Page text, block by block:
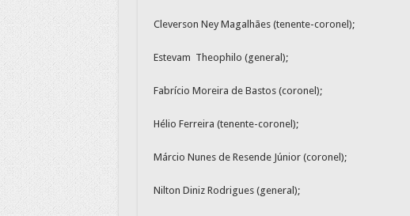
Cleverson Ney Magalhães (tenente-coronel);
Estevam Theophilo (general);
Fabrício Moreira de Bastos (coronel);
Hélio Ferreira (tenente-coronel);
Márcio Nunes de Resende Júnior (coronel);
Nilton Diniz Rodrigues (general);